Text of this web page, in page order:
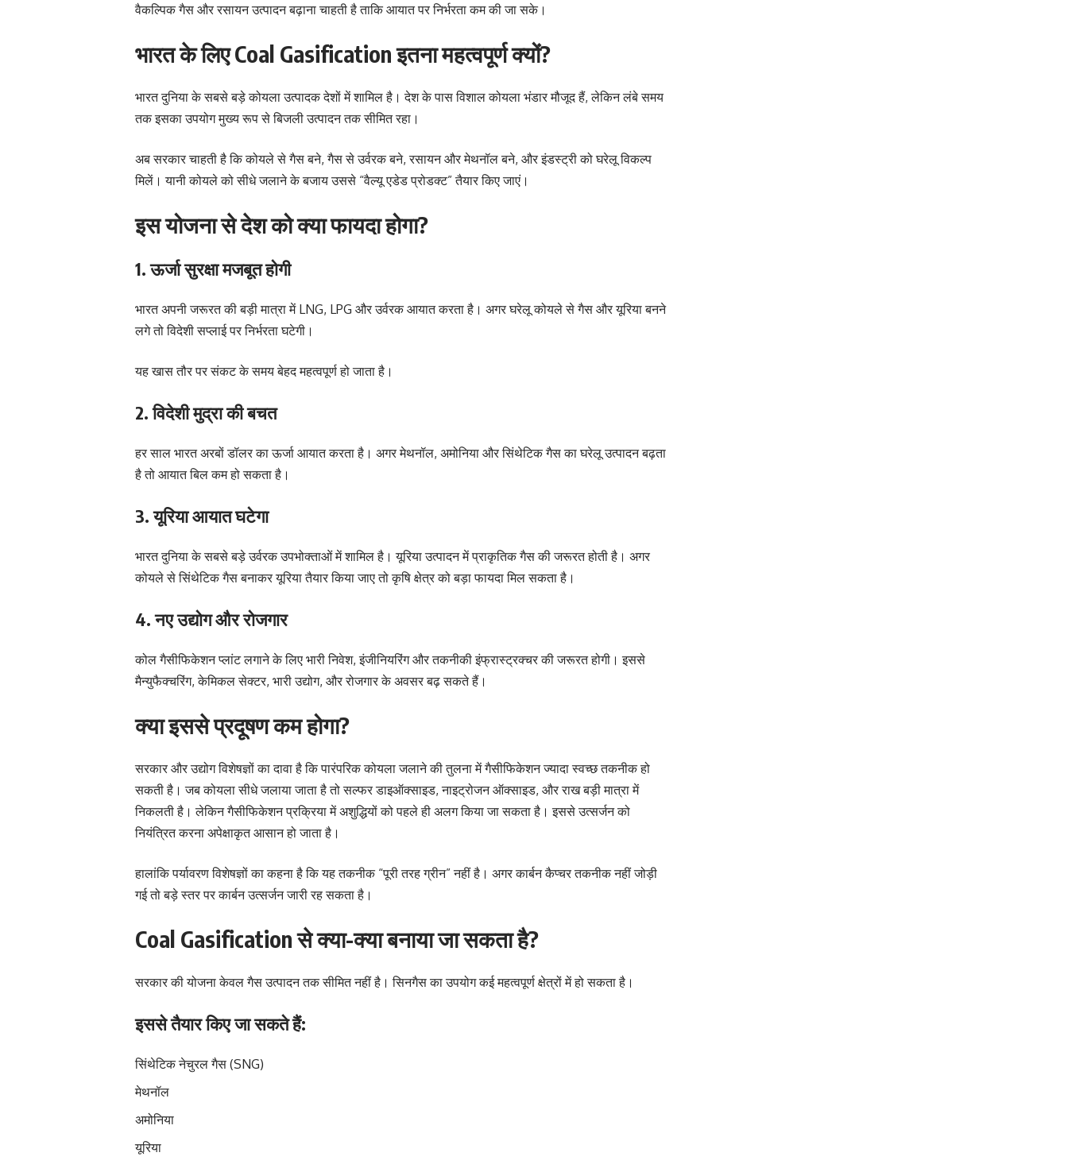
वैकल्पिक गैस और रसायन उत्पादन बढ़ाना चाहती है ताकि आयात पर निर्भरता कम की जा सके।
भारत के लिए Coal Gasification इतना महत्वपूर्ण क्यों?
भारत दुनिया के सबसे बड़े कोयला उत्पादक देशों में शामिल है। देश के पास विशाल कोयला भंडार मौजूद हैं, लेकिन लंबे समय
तक इसका उपयोग मुख्य रूप से बिजली उत्पादन तक सीमित रहा।
अब सरकार चाहती है कि कोयले से गैस बने, गैस से उर्वरक बने, रसायन और मेथनॉल बने, और इंडस्ट्री को घरेलू विकल्प
मिलें। यानी कोयले को सीधे जलाने के बजाय उससे “वैल्यू एडेड प्रोडक्ट” तैयार किए जाएं।
इस योजना से देश को क्या फायदा होगा?
1. ऊर्जा सुरक्षा मजबूत होगी
भारत अपनी जरूरत की बड़ी मात्रा में LNG, LPG और उर्वरक आयात करता है। अगर घरेलू कोयले से गैस और यूरिया बनने
लगे तो विदेशी सप्लाई पर निर्भरता घटेगी।
यह खास तौर पर संकट के समय बेहद महत्वपूर्ण हो जाता है।
2. विदेशी मुद्रा की बचत
हर साल भारत अरबों डॉलर का ऊर्जा आयात करता है। अगर मेथनॉल, अमोनिया और सिंथेटिक गैस का घरेलू उत्पादन बढ़ता
है तो आयात बिल कम हो सकता है।
3. यूरिया आयात घटेगा
भारत दुनिया के सबसे बड़े उर्वरक उपभोक्ताओं में शामिल है। यूरिया उत्पादन में प्राकृतिक गैस की जरूरत होती है। अगर
कोयले से सिंथेटिक गैस बनाकर यूरिया तैयार किया जाए तो कृषि क्षेत्र को बड़ा फायदा मिल सकता है।
4. नए उद्योग और रोजगार
कोल गैसीफिकेशन प्लांट लगाने के लिए भारी निवेश, इंजीनियरिंग और तकनीकी इंफ्रास्ट्रक्चर की जरूरत होगी। इससे
मैन्युफैक्चरिंग, केमिकल सेक्टर, भारी उद्योग, और रोजगार के अवसर बढ़ सकते हैं।
क्या इससे प्रदूषण कम होगा?
सरकार और उद्योग विशेषज्ञों का दावा है कि पारंपरिक कोयला जलाने की तुलना में गैसीफिकेशन ज्यादा स्वच्छ तकनीक हो
सकती है। जब कोयला सीधे जलाया जाता है तो सल्फर डाइऑक्साइड, नाइट्रोजन ऑक्साइड, और राख बड़ी मात्रा में
निकलती है। लेकिन गैसीफिकेशन प्रक्रिया में अशुद्धियों को पहले ही अलग किया जा सकता है। इससे उत्सर्जन को
नियंत्रित करना अपेक्षाकृत आसान हो जाता है।
हालांकि पर्यावरण विशेषज्ञों का कहना है कि यह तकनीक “पूरी तरह ग्रीन” नहीं है। अगर कार्बन कैप्चर तकनीक नहीं जोड़ी
गई तो बड़े स्तर पर कार्बन उत्सर्जन जारी रह सकता है।
Coal Gasification से क्या-क्या बनाया जा सकता है?
सरकार की योजना केवल गैस उत्पादन तक सीमित नहीं है। सिनगैस का उपयोग कई महत्वपूर्ण क्षेत्रों में हो सकता है।
इससे तैयार किए जा सकते हैं:
सिंथेटिक नेचुरल गैस (SNG)
मेथनॉल
अमोनिया
यूरिया